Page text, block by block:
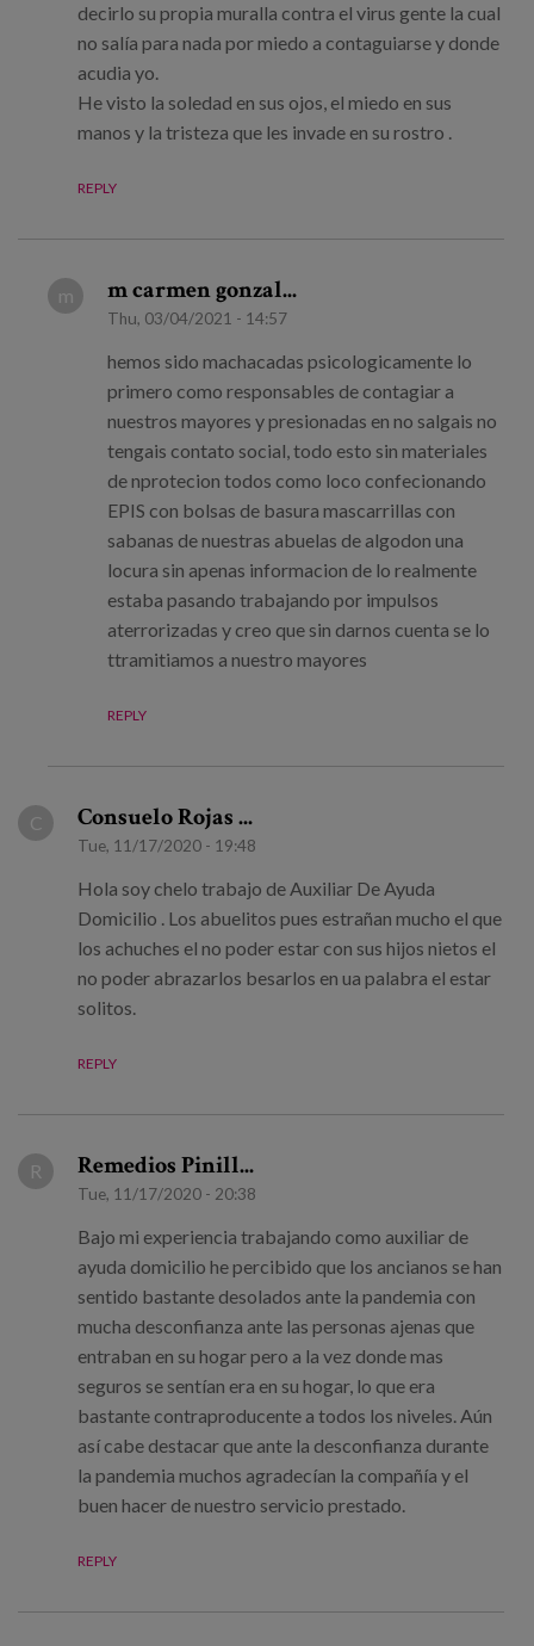
decirlo su propia muralla contra el virus gente la cual
no salía para nada por miedo a contaguiarse y donde
acudia yo.
He visto la soledad en sus ojos, el miedo en sus
manos y la tristeza que les invade en su rostro .
REPLY
m m carmen gonzal...
Thu, 03/04/2021 - 14:57
hemos sido machacadas psicologicamente lo
primero como responsables de contagiar a
nuestros mayores y presionadas en no salgais no
tengais contato social, todo esto sin materiales
de nprotecion todos como loco confecionando
EPIS con bolsas de basura mascarrillas con
sabanas de nuestras abuelas de algodon una
locura sin apenas informacion de lo realmente
estaba pasando trabajando por impulsos
aterrorizadas y creo que sin darnos cuenta se lo
ttramitiamos a nuestro mayores
REPLY
C Consuelo Rojas ...
Tue, 11/17/2020 - 19:48
Hola soy chelo trabajo de Auxiliar De Ayuda
Domicilio . Los abuelitos pues estrañan mucho el que
los achuches el no poder estar con sus hijos nietos el
no poder abrazarlos besarlos en ua palabra el estar
solitos.
REPLY
R Remedios Pinill...
Tue, 11/17/2020 - 20:38
Bajo mi experiencia trabajando como auxiliar de
ayuda domicilio he percibido que los ancianos se han
sentido bastante desolados ante la pandemia con
mucha desconfianza ante las personas ajenas que
entraban en su hogar pero a la vez donde mas
seguros se sentían era en su hogar, lo que era
bastante contraproducente a todos los niveles. Aún
así cabe destacar que ante la desconfianza durante
la pandemia muchos agradecían la compañía y el
buen hacer de nuestro servicio prestado.
REPLY